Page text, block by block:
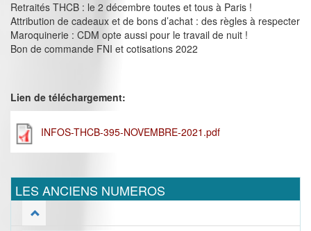
Retraités THCB : le 2 décembre toutes et tous à Paris !
Attribution de cadeaux et de bons d’achat : des règles à respecter
Maroquinerie : CDM opte aussi pour le travail de nuit !
Bon de commande FNI et cotisations 2022
Lien de téléchargement:
INFOS-THCB-395-NOVEMBRE-2021.pdf
LES ANCIENS NUMEROS